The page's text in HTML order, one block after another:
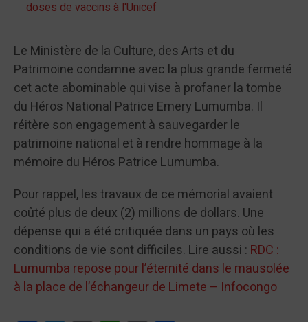
doses de vaccins à l'Unicef
Le Ministère de la Culture, des Arts et du
Patrimoine condamne avec la plus grande fermeté
cet acte abominable qui vise à profaner la tombe
du Héros National Patrice Emery Lumumba. Il
réitère son engagement à sauvegarder le
patrimoine national et à rendre hommage à la
mémoire du Héros Patrice Lumumba.
Pour rappel, les travaux de ce mémorial avaient
coûté plus de deux (2) millions de dollars. Une
dépense qui a été critiquée dans un pays où les
conditions de vie sont difficiles. Lire aussi : RDC :
Lumumba repose pour l’éternité dans le mausolée
à la place de l’échangeur de Limete – Infocongo